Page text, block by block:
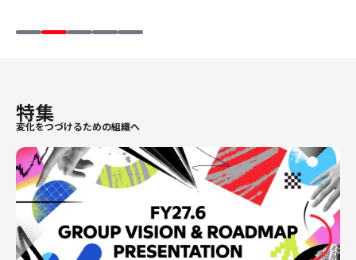
営業
マーケティング・PR
プロダクトマネジメント
データアナリティクス
プロダクトデザイン
クリエイティブ
コーポレート
特集
変化をつづけるための組織へ